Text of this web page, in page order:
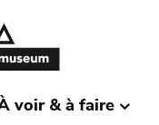
voir & à faire